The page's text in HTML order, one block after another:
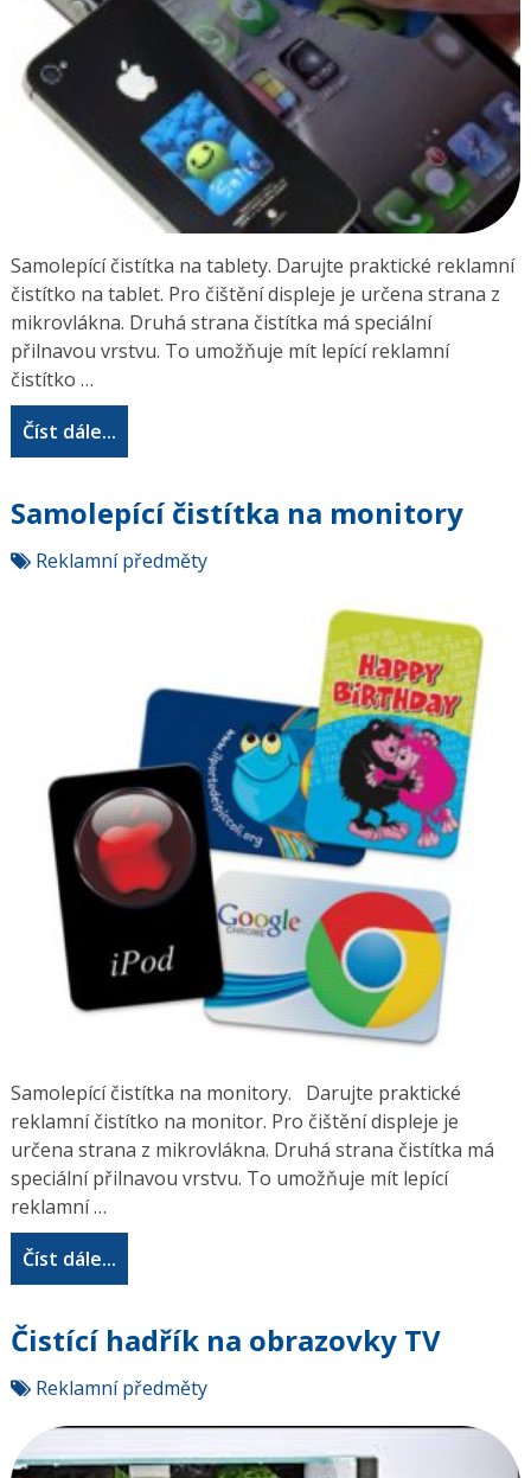
Samolepící čistítka na tablety. Darujte praktické reklamní
čistítko na tablet. Pro čištění displeje je určena strana z
mikrovlákna. Druhá strana čistítka má speciální
přilnavou vrstvu. To umožňuje mít lepící reklamní
čistítko …
Číst dále...
Samolepící čistítka na monitory
Reklamní předměty
Samolepící čistítka na monitory. Darujte praktické
reklamní čistítko na monitor. Pro čištění displeje je
určena strana z mikrovlákna. Druhá strana čistítka má
speciální přilnavou vrstvu. To umožňuje mít lepící
reklamní …
Číst dále...
Čistící hadřík na obrazovky TV
Reklamní předměty